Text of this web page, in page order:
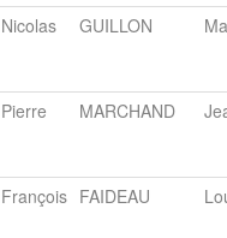
Nicolas GUILLON
Pierre MARCHAND
François FAIDEAU